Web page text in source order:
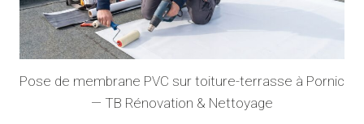
Pose de membrane PVC sur toiture-terrasse à Pornic
— TB Rénovation & Nettoyage